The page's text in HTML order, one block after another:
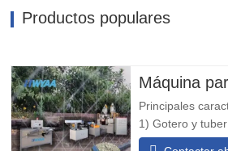
Productos populares
Principales
1) Gotero y
conveniente